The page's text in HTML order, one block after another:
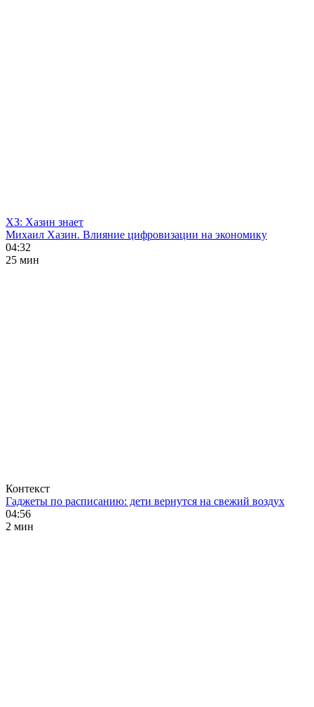
ХЗ: Хазин знает
Михаил Хазин. Влияние цифровизации на экономику
04:32
25 мин
Контекст
Гаджеты по расписанию: дети вернутся на свежий воздух
04:56
2 мин